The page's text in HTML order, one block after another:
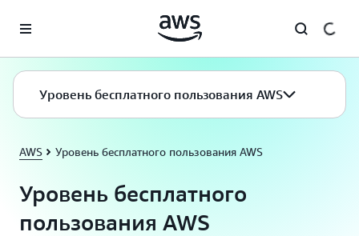
Перейти к главному контенту
Уровень бесплатного пользования AWS
AWS Уровень бесплатного пользования AWS
Уровень бесплатного
пользования AWS